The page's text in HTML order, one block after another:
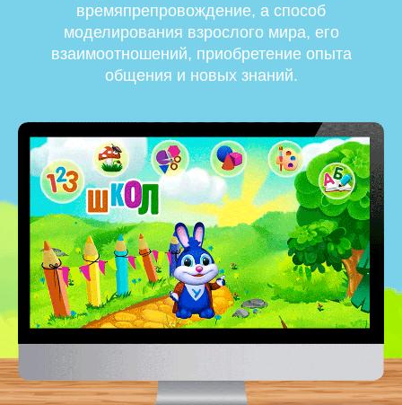
времяпрепровождение, а способ
моделирования взрослого мира, его
взаимоотношений, приобретение опыта
общения и новых знаний.